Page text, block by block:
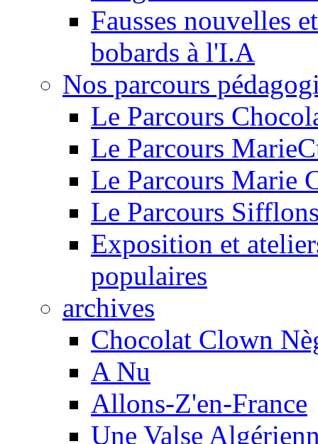
Fausses nouvelles
bobards à l'I.A
Nos parcours
Le Parcours
Le Parcours
Le Parcours Marie
Le Parcours
Exposition et
populaires
archives
Chocolat Clown
A Nu
Allons-Z'en-France
Une Valse